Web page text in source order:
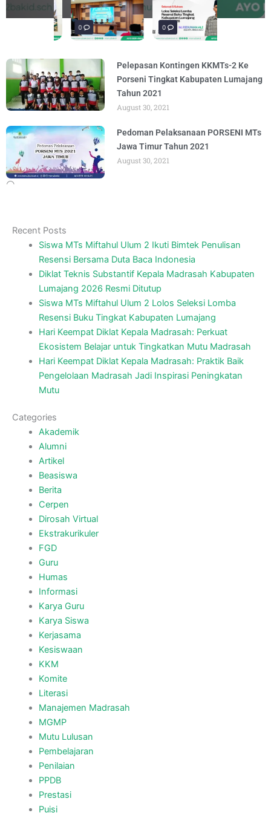
materi “Pengembangan Ekosistem
ADMIN AUGUST 6, 2026
penguatan materi bertajuk "Praktik Baik
ADMIN AUGUST 6, 2026
penguatan materi "Re-Branding
ADMIN AUGUST 5, 2026
materi Literasi Digital yang
ADMIN AUGUST 5, 2026
Madrasah" padaAUGUST 4, 2026
materi “Pengembangan Ekosistem
ADMIN AUGUST 6, 2026
Pelepasan Kontingen KKMTs-2 Ke
Porseni Tingkat Kabupaten Lumajang
Tahun 2021
August 30, 2021
Pedoman Pelaksanaan PORSENI MTs
Jawa Timur Tahun 2021
August 30, 2021
Recent Posts
Siswa MTs Miftahul Ulum 2 Ikuti Bimtek Penulisan
Resensi Bersama Duta Baca Indonesia
Diklat Teknis Substantif Kepala Madrasah Kabupaten
Lumajang 2026 Resmi Ditutup
Siswa MTs Miftahul Ulum 2 Lolos Seleksi Lomba
Resensi Buku Tingkat Kabupaten Lumajang
Hari Keempat Diklat Kepala Madrasah: Perkuat
Ekosistem Belajar untuk Tingkatkan Mutu Madrasah
Hari Keempat Diklat Kepala Madrasah: Praktik Baik
Pengelolaan Madrasah Jadi Inspirasi Peningkatan
Mutu
Categories
Akademik
Alumni
Artikel
Beasiswa
Berita
Cerpen
Dirosah Virtual
Ekstrakurikuler
FGD
Guru
Humas
Informasi
Karya Guru
Karya Siswa
Kerjasama
Kesiswaan
KKM
Komite
Literasi
Manajemen Madrasah
MGMP
Mutu Lulusan
Pembelajaran
Penilaian
PPDB
Prestasi
Puisi